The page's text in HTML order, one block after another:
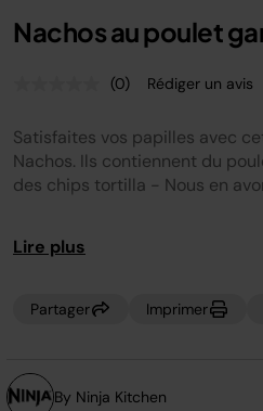
Nachos au poulet
Aucune
notation.
Lien
sur
la
(0) Rédiger un avis
Satisfaites vos papilles avec
Nachos. Ils contiennent du
des chips tortilla - Nous en
Lire plus
Partager Imprimer
By Ninja Kitchen